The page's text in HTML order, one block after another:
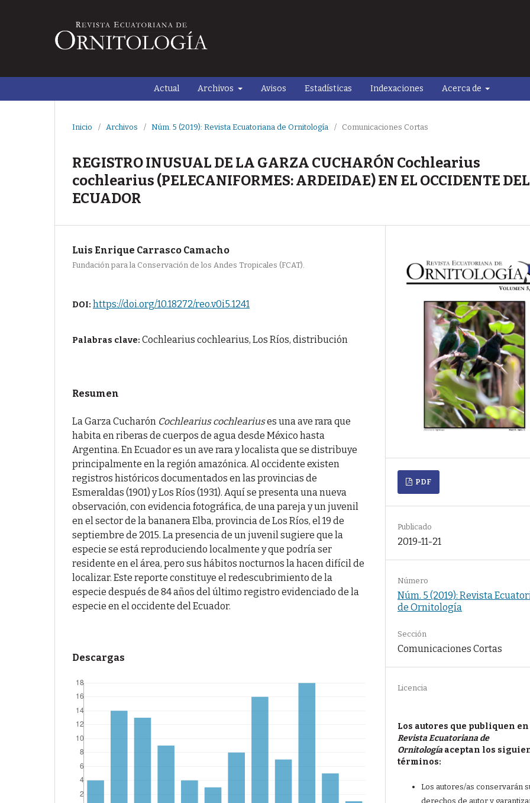
Actual Archivos Avisos Estadísticas Indexaciones Acerca de
Inicio / Archivos / Núm. 5 (2019): Revista Ecuatoriana de Ornitología / Comunicaciones Cortas
REGISTRO INUSUAL DE LA GARZA CUCHARÓN Cochlearius
cochlearius (PELECANIFORMES: ARDEIDAE) EN EL OCCIDENTE DEL
ECUADOR
Luis Enrique Carrasco Camacho
Fundación para la Conservación de los Andes Tropicales (FCAT).
DOI: https://doi.org/10.18272/reo.v0i5.1241
Palabras clave: Cochlearius cochlearius, Los Ríos, distribución
Resumen
La Garza Cucharón Cochlearius cochleariuses una ave rara que
habita en riberas de cuerpos de agua desde México hasta
Argentina. En Ecuador es un ave rara y localista que se distribuye
principalmente en la región amazónica. Al occidente existen
registros históricos documentados en las provincias de
Esmeraldas (1901) y Los Ríos (1931). Aquí se presenta una nueva
observación, con evidencia fotográfica, de una pareja y un juvenil
en el sector de la bananera Elba, provincia de Los Ríos, el 19 de
septiembre de 2015. La presencia de un juvenil sugiere que la
especie se está reproduciendo localmente y que podría ser
residente en el área, pero sus hábitos nocturnos la hacen difícil de
localizar. Este reporte constituye el redescubrimiento de la
especie después de 84 años del último registro evidenciado de la
especie en el occidente del Ecuador.
Descargas
PDF
Publicado
2019-11-21
Número
Núm. 5 (2019): Revista
de Ornitología
Sección
Comunicaciones Cortas
Licencia
Los autores que publiquen
Revista Ecuatoriana de
Ornitología aceptan los
términos:
Los autores/as conservarán
derechos de autor y